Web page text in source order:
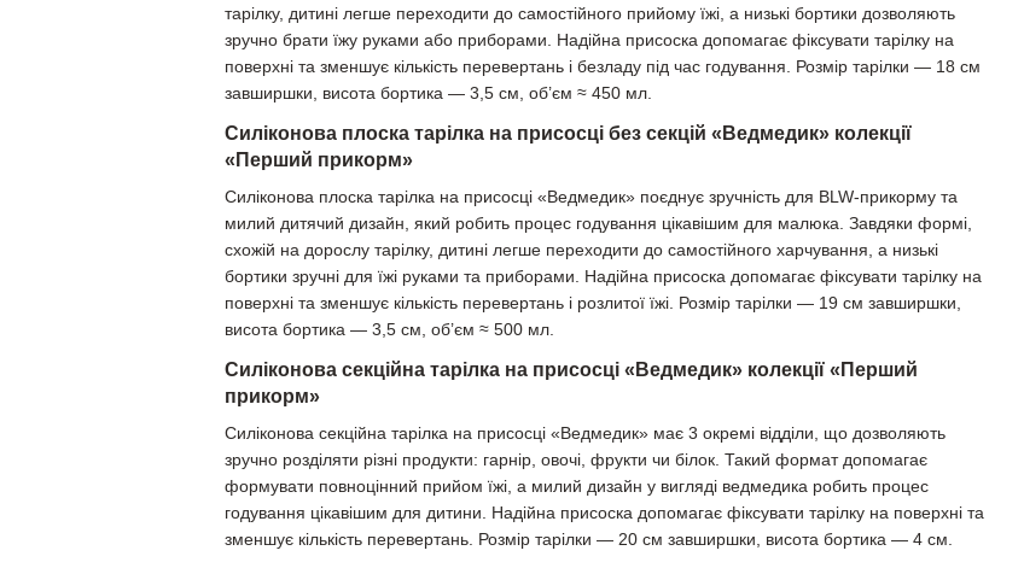
тарілку, дитині легше переходити до самостійного прийому їжі, а низькі бортики дозволяють
зручно брати їжу руками або приборами. Надійна присоска допомагає фіксувати тарілку на
поверхні та зменшує кількість перевертань і безладу під час годування. Розмір тарілки — 18 см
завширшки, висота бортика — 3,5 см, об’єм ≈ 450 мл.
Силіконова плоска тарілка на присосці без секцій «Ведмедик» колекції
«Перший прикорм»
Силіконова плоска тарілка на присосці «Ведмедик» поєднує зручність для BLW-прикорму та
милий дитячий дизайн, який робить процес годування цікавішим для малюка. Завдяки формі,
схожій на дорослу тарілку, дитині легше переходити до самостійного харчування, а низькі
бортики зручні для їжі руками та приборами. Надійна присоска допомагає фіксувати тарілку на
поверхні та зменшує кількість перевертань і розлитої їжі. Розмір тарілки — 19 см завширшки,
висота бортика — 3,5 см, об’єм ≈ 500 мл.
Силіконова секційна тарілка на присосці «Ведмедик» колекції «Перший
прикорм»
Силіконова секційна тарілка на присосці «Ведмедик» має 3 окремі відділи, що дозволяють
зручно розділяти різні продукти: гарнір, овочі, фрукти чи білок. Такий формат допомагає
формувати повноцінний прийом їжі, а милий дизайн у вигляді ведмедика робить процес
годування цікавішим для дитини. Надійна присоска допомагає фіксувати тарілку на поверхні та
зменшує кількість перевертань. Розмір тарілки — 20 см завширшки, висота бортика — 4 см.